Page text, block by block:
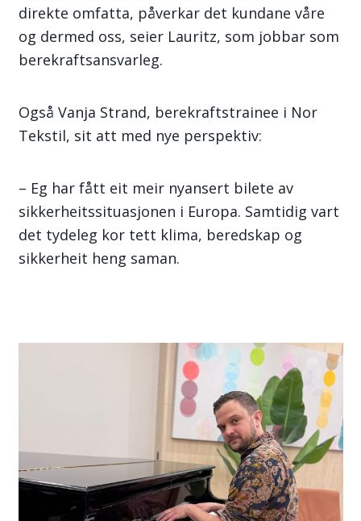
direkte omfatta, påverkar det kundane våre
og dermed oss, seier Lauritz, som jobbar som
berekraftsansvarleg.
Også Vanja Strand, berekraftstrainee i Nor
Tekstil, sit att med nye perspektiv:
– Eg har fått eit meir nyansert bilete av
sikkerheitssituasjonen i Europa. Samtidig vart
det tydeleg kor tett klima, beredskap og
sikkerheit heng saman.